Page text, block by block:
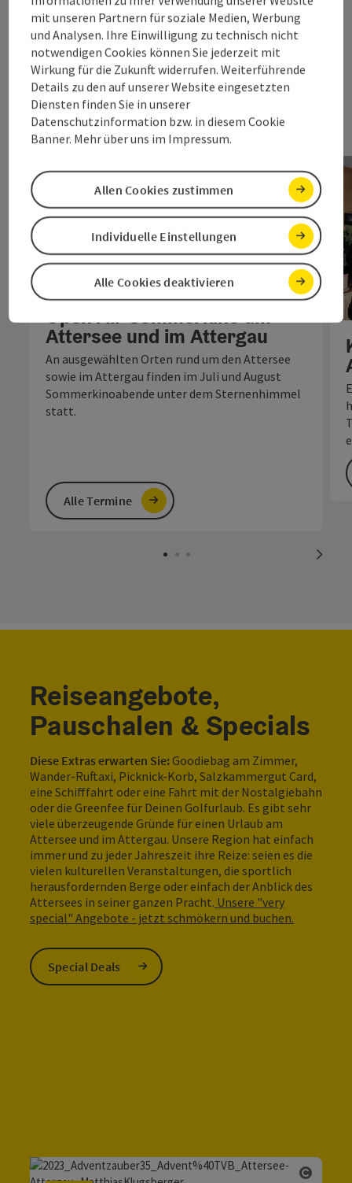
Alle Veranstaltungen
Open Air Sommerkino am
Attersee und im Attergau
An ausgewählten Orten rund um den Attersee
sowie im Attergau finden im Juli und August
Sommerkinoabende unter dem Sternenhimmel
statt.
Alle Termine
Reiseangebote,
Pauschalen & Specials
Diese Extras erwarten Sie: Goodiebag am Zimmer,
Wander-Ruftaxi, Picknick-Korb, Salzkammergut Card,
eine Schifffahrt oder eine Fahrt mit der Nostalgiebahn
oder die Greenfee für Deinen Golfurlaub. Es gibt sehr
viele überzeugende Gründe für einen Urlaub am
Attersee und im Attergau. Unsere Region hat einfach
immer und zu jeder Jahreszeit ihre Reize: seien es die
vielen kulturellen Veranstaltungen, die sportlich
herausfordernden Berge oder einfach der Anblick des
Attersees in seiner ganzen Pracht. Unsere "very
special" Angebote - jetzt schmökern und buchen.
Special Deals
mit unseren Partnern für soziale Medien, Werbung
und Analysen. Ihre Einwilligung zu technisch nicht
notwendigen Cookies können Sie jederzeit mit
Wirkung für die Zukunft widerrufen. Weiterführende
Details zu den auf unserer Website eingesetzten
Diensten finden Sie in unserer
Datenschutzinformation bzw. in diesem Cookie
Banner. Mehr über uns im Impressum.
Alle Cookies deaktivieren
Individuelle Einstellungen
Allen Cookies zustimmen